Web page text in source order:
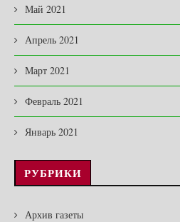
Май 2021
Апрель 2021
Март 2021
Февраль 2021
Январь 2021
РУБРИКИ
Архив газеты